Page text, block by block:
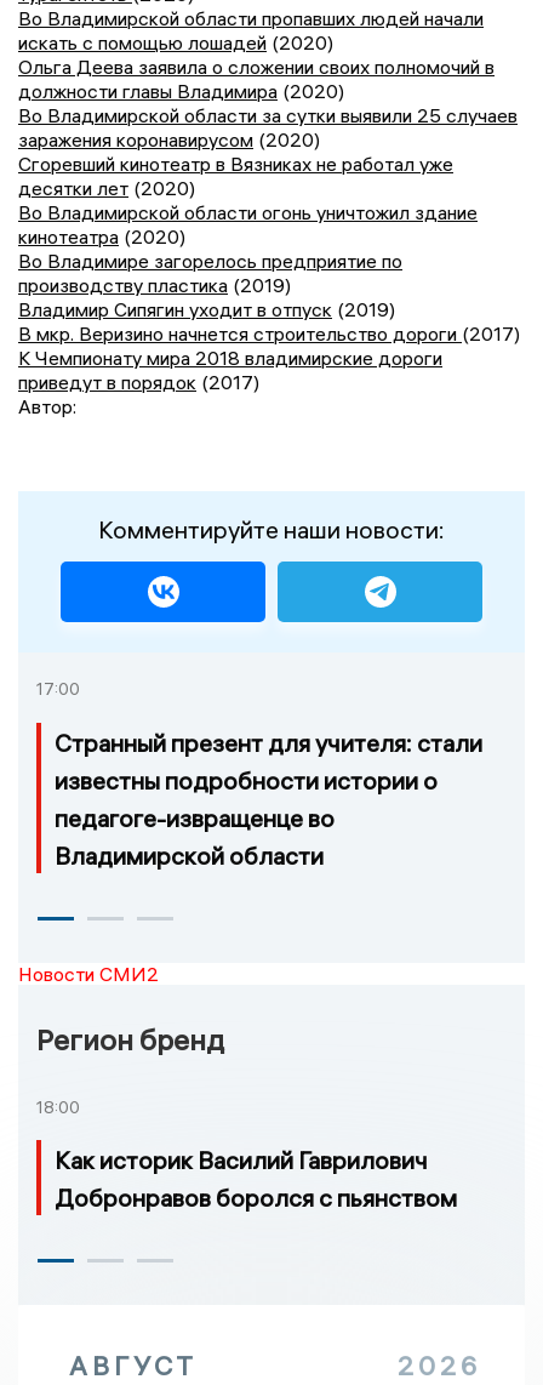
Во Владимирской области пропавших людей начали
искать с помощью лошадей (2020)
Ольга Деева заявила о сложении своих полномочий в
должности главы Владимира (2020)
Во Владимирской области за сутки выявили 25 случаев
заражения коронавирусом (2020)
Сгоревший кинотеатр в Вязниках не работал уже
десятки лет (2020)
Во Владимирской области огонь уничтожил здание
кинотеатра (2020)
Во Владимире загорелось предприятие по
производству пластика (2019)
Владимир Сипягин уходит в отпуск (2019)
В мкр. Веризино начнется строительство дороги (2017)
К Чемпионату мира 2018 владимирские дороги
приведут в порядок (2017)
Автор:
Комментируйте наши новости:
17:00
Странный презент для учителя: стали
известны подробности истории о
педагоге-извращенце во
Владимирской области
Новости СМИ2
Регион бренд
18:00
Как историк Василий Гаврилович
Добронравов боролся с пьянством
АВГУСТ 2026